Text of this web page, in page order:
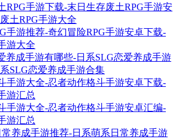
RPG手游下载-末日生存废土RPG手游安
土RPG手游大全
手游推荐-奇幻冒险RPG手游安卓下载-
游大全
养成手游有哪些-日系SLG恋爱养成手游
SLG恋爱养成手游合集
手游大全-忍者动作格斗手游安卓下载-
游汇总
手游大全-忍者动作格斗手游安卓汇编-
游汇总
常养成手游推荐-日系萌系日常养成手游